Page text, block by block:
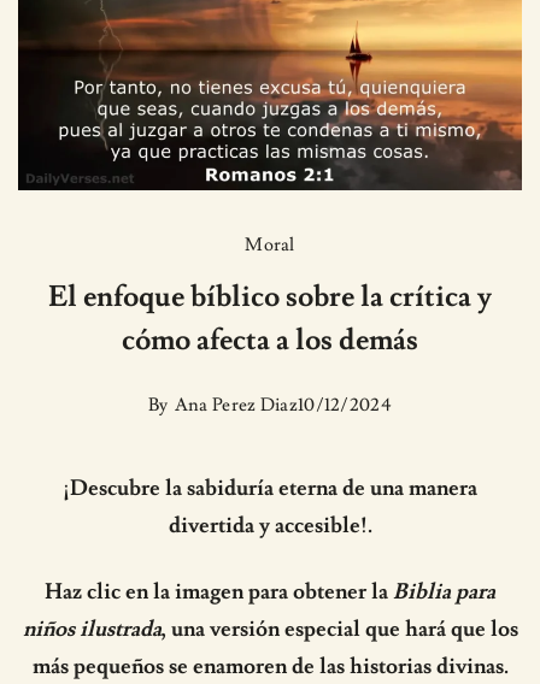
Moral
El enfoque bíblico sobre la crítica y
cómo afecta a los demás
By Ana Perez Diaz10/12/2024
¡Descubre la sabiduría eterna de una manera
divertida y accesible!.
Haz clic en la imagen para obtener laBiblia para
niños ilustrada, una versión especial que hará que los
más pequeños se enamoren de las historias divinas.